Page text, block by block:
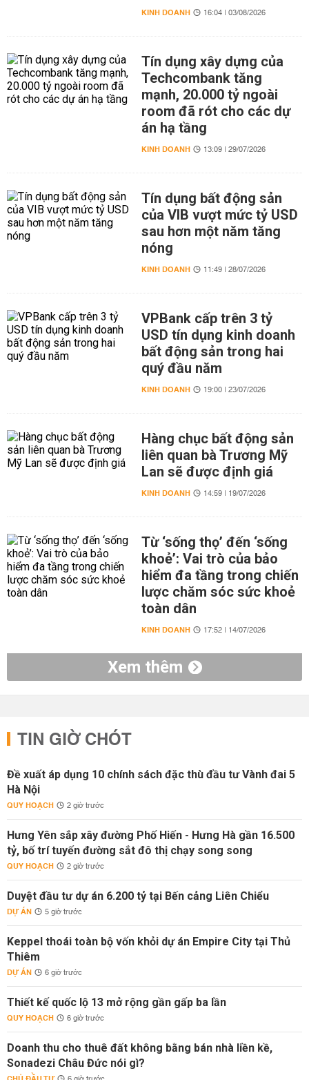
KINH DOANH 16:04 | 03/08/2026
Tín dụng xây dựng của
Techcombank tăng
mạnh, 20.000 tỷ ngoài
room đã rót cho các dự
án hạ tầng
KINH DOANH 13:09 | 29/07/2026
Tín dụng bất động sản
của VIB vượt mức tỷ USD
sau hơn một năm tăng
nóng
KINH DOANH 11:49 | 28/07/2026
VPBank cấp trên 3 tỷ
USD tín dụng kinh doanh
bất động sản trong hai
quý đầu năm
KINH DOANH 19:00 | 23/07/2026
Hàng chục bất động sản
liên quan bà Trương Mỹ
Lan sẽ được định giá
KINH DOANH 14:59 | 19/07/2026
Từ ‘sống thọ’ đến ‘sống
khoẻ’: Vai trò của bảo
hiểm đa tầng trong chiến
lược chăm sóc sức khoẻ
toàn dân
KINH DOANH 17:52 | 14/07/2026
Xem thêm
TIN GIỜ CHÓT
Đề xuất áp dụng 10 chính sách đặc thù đầu tư Vành đai 5
Hà Nội
QUY HOẠCH 2 giờ trước
Hưng Yên sắp xây đường Phố Hiến - Hưng Hà gần 16.500
tỷ, bố trí tuyến đường sắt đô thị chạy song song
QUY HOẠCH 2 giờ trước
Duyệt đầu tư dự án 6.200 tỷ tại Bến cảng Liên Chiểu
DỰ ÁN 5 giờ trước
Keppel thoái toàn bộ vốn khỏi dự án Empire City tại Thủ
Thiêm
DỰ ÁN 6 giờ trước
Thiết kế quốc lộ 13 mở rộng gần gấp ba lần
QUY HOẠCH 6 giờ trước
Doanh thu cho thuê đất không bằng bán nhà liền kề,
Sonadezi Châu Đức nói gì?